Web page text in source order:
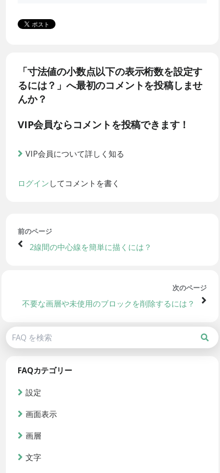
「寸法値の小数点以下の表示桁数を設定す
るには？」へ最初のコメントを投稿しませ
んか？
VIP会員ならコメントを投稿できます！
VIP会員について詳しく知る
ログインしてコメントを書く
前のページ
2線間の中心線を簡単に描くには？
次のページ
不要な画層や未使用のブロックを削除するには？
FAQカテゴリー
設定
画面表示
画層
文字